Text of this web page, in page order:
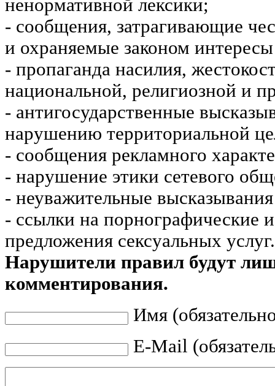
ненормативной лексики;
- сообщения, затрагивающие
и охраняемые законом
- пропаганда насилия,
национальной, религиозной и
- антигосударственные
нарушению территориальной
- сообщения рекламного
- нарушение этики сетевого
- неуважительные
- ссылки на порнографические
предложения сексуальных услуг.
Нарушители правил будут
комментирования.
Имя
E-Mail